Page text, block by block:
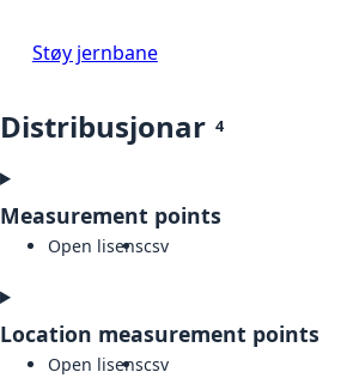
Støy jernbane
Distribusjonar 4
Measurement points
Open lisenscsv
Location measurement points
Open lisenscsv